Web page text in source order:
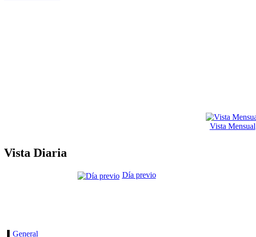
Vista Mensual
Vista Diaria
Día previo
General